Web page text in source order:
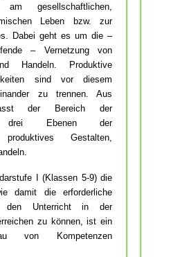
gesellschaftlichen,
Leben bzw. zur
Dabei geht es um die –
– Vernetzung von
Handeln. Produktive
sind vor diesem
zu trennen. Aus
der Bereich der
drei Ebenen der
produktives Gestalten,
I (Klassen 5-9) die
damit die erforderliche
den Unterricht in der
zu können, ist ein
von Kompetenzen